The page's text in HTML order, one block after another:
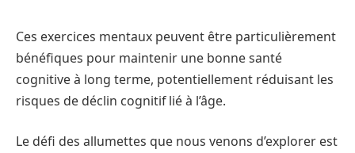
Ces exercices mentaux peuvent être particulièrement
bénéfiques pour maintenir une bonne santé
cognitive à long terme, potentiellement réduisant les
risques de déclin cognitif lié à l’âge.
Le défi des allumettes que nous venons d’explorer est